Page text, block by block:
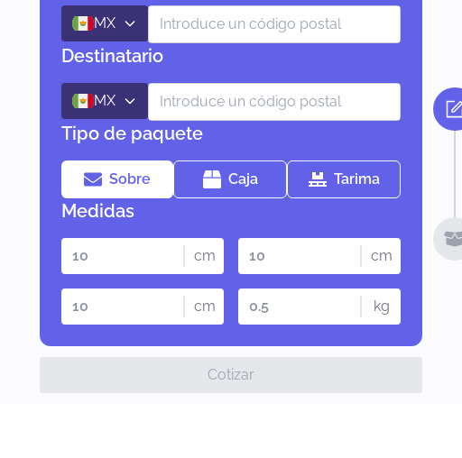
MX
Destinatario
MX
Tipo de paquete
Sobre Caja Tarima
Medidas
cm cm
cm kg
Cotizar